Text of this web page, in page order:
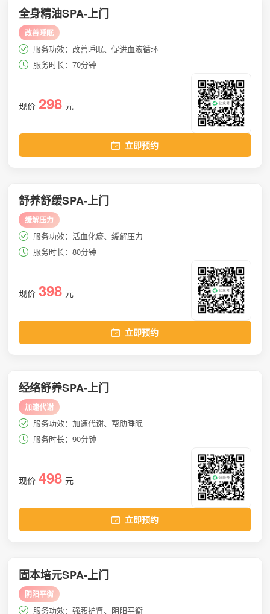
全身精油SPA-上门
改善睡眠
服务功效：改善睡眠、促进血液循环
服务时长：70分钟
现价 298 元
立即预约
舒养舒缓SPA-上门
缓解压力
服务功效：活血化瘀、缓解压力
服务时长：80分钟
现价 398 元
立即预约
经络舒养SPA-上门
加速代谢
服务功效：加速代谢、帮助睡眠
服务时长：90分钟
现价 498 元
立即预约
固本培元SPA-上门
阴阳平衡
服务功效：强腰护肾、阴阳平衡